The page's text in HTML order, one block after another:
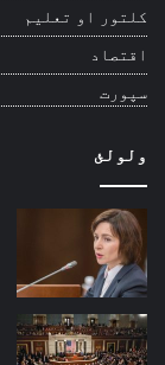
کلتور او تعلیم
اقتصاد
سپورت
ولولئ